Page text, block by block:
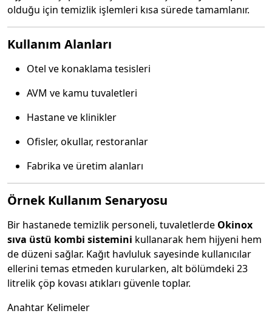
olduğu için temizlik işlemleri kısa sürede tamamlanır.
Kullanım Alanları
Otel ve konaklama tesisleri
AVM ve kamu tuvaletleri
Hastane ve klinikler
Ofisler, okullar, restoranlar
Fabrika ve üretim alanları
Örnek Kullanım Senaryosu
Bir hastanede temizlik personeli, tuvaletlerde Okinox
sıva üstü kombi sistemini kullanarak hem hijyeni hem
de düzeni sağlar. Kağıt havluluk sayesinde kullanıcılar
ellerini temas etmeden kurularken, alt bölümdeki 23
litrelik çöp kovası atıkları güvenle toplar.
Anahtar Kelimeler